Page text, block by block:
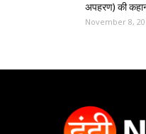
अपहरण) की
November 8,